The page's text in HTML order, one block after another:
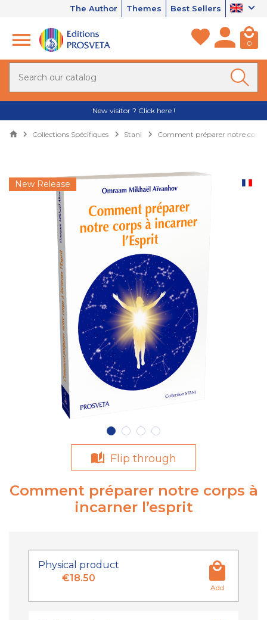
The Author Themes Best Sellers
0
New visitor ? Click here !
Collections Spécifiques Stani Comment préparer notre corps
New Release
Flip through
Comment préparer notre corps à
incarner l’esprit
Physical product
€18.50
Add